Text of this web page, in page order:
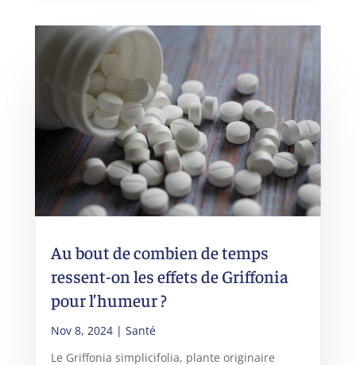
Au bout de combien de temps
ressent-on les effets de Griffonia
pour l’humeur ?
Nov 8, 2024| Santé
Le Griffonia simplicifolia, plante originaire